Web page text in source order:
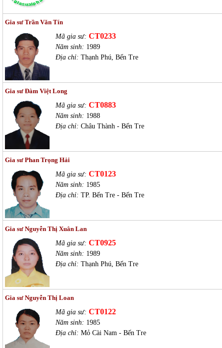
Gia sư Trần Văn Tín
Mã gia sư: CT0233
Năm sinh: 1989
Địa chỉ: Thạnh Phú, Bến Tre
Gia sư Đàm Việt Long
Mã gia sư: CT0883
Năm sinh: 1988
Địa chỉ: Châu Thành - Bến Tre
Gia sư Phan Trọng Hải
Mã gia sư: CT0123
Năm sinh: 1985
Địa chỉ: TP. Bến Tre - Bến Tre
Gia sư Nguyễn Thị Xuân Lan
Mã gia sư: CT0925
Năm sinh: 1989
Địa chỉ: Thạnh Phú, Bến Tre
Gia sư Nguyễn Thị Loan
Mã gia sư: CT0122
Năm sinh: 1985
Địa chỉ: Mỏ Cài Nam - Bến Tre